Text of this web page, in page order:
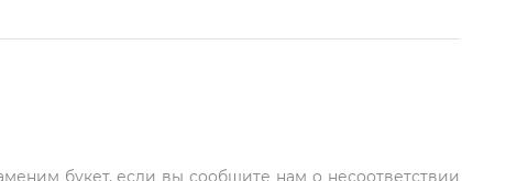
букет, если вы сообщите нам о несоответствии